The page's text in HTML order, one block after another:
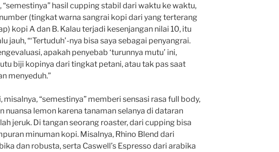
“semestinya” hasil cupping stabil dari waktu ke waktu,
(tingkat warna sangrai kopi dari yang terterang
kopi A dan B. Kalau terjadi kesenjangan nilai 10, itu
jauh, “‘Tertuduh’-nya bisa saya sebagai penyangrai.
apakah penyebab ‘turunnya mutu’ ini,
biji kopinya dari tingkat petani, atau tak pas saat
menyeduh.”
misalnya, “semestinya” memberi sensasi rasa full body,
nuansa lemon karena tanaman selanya di dataran
jeruk. Di tangan seorang roaster, dari cupping bisa
minuman kopi. Misalnya, Rhino Blend dari
dan robusta, serta Caswell’s Espresso dari arabika